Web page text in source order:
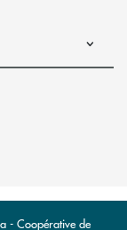
di posta
- Coopérative de